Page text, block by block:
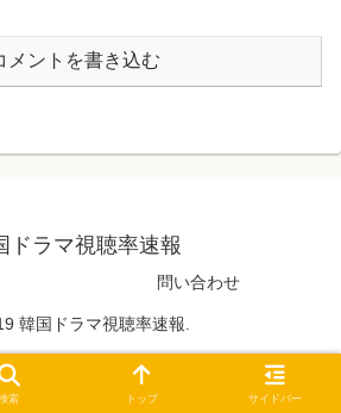
メントを書き込む
ドラマ視聴率速報
問い合わせ
韓国ドラマ視聴率速報.
索 トップ サイドバー